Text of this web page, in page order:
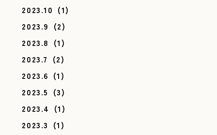
2023.10 (1)
2023.9 (2)
2023.8 (1)
2023.7 (2)
2023.6 (1)
2023.5 (3)
2023.4 (1)
2023.3 (1)